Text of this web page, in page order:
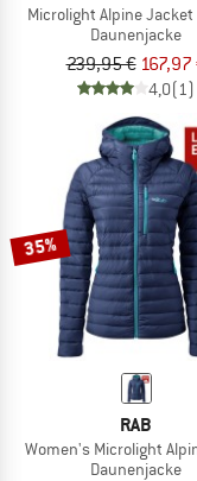
Microlight Alpine Jacket
Daunenjacke
239,95 € 167,97
4,0(1)
35%
RAB
Women's Microlight
Daunenjacke